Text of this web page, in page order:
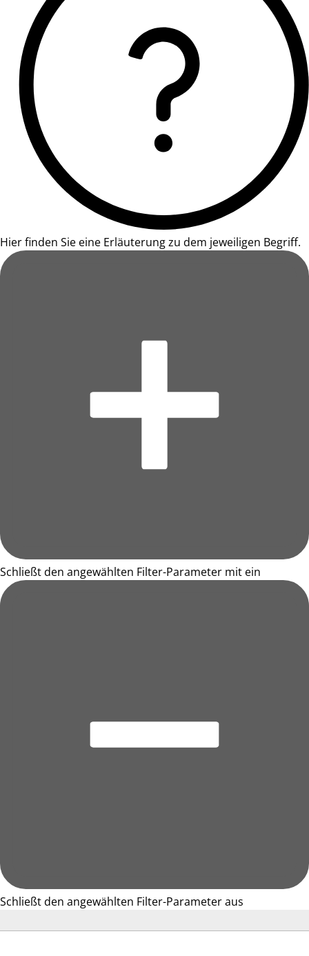
Hier finden Sie eine Erläuterung zu dem jeweiligen Begriff.
Schließt den angewählten Filter-Parameter mit ein
Schließt den angewählten Filter-Parameter aus